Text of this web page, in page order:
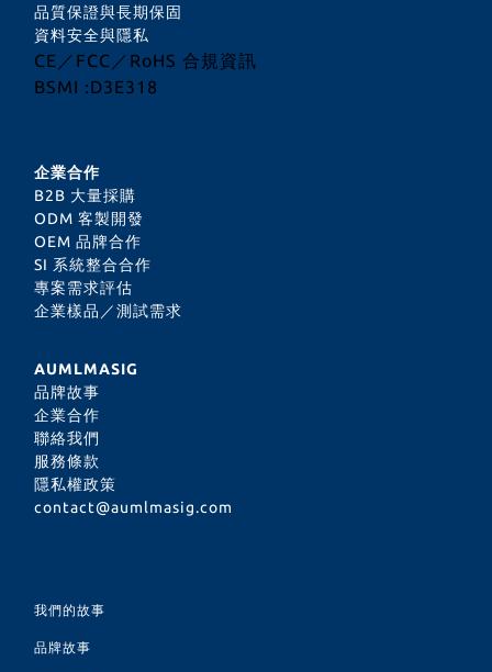
品質保證與長期保固
資料安全與隱私
CE／FCC／RoHS 合規資訊
BSMI :D3E318
企業合作
B2B 大量採購
ODM 客製開發
OEM 品牌合作
SI 系統整合合作
專案需求評估
企業樣品／測試需求
AUMLMASIG
品牌故事
企業合作
聯絡我們
服務條款
隱私權政策
contact@aumlmasig.com
我們的故事
品牌故事